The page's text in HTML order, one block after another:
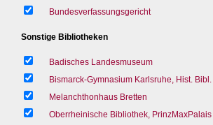
Bundesverfassungsgericht
Sonstige Bibliotheken
Badisches Landesmuseum
Bismarck-Gymnasium Karlsruhe, Hist. Bibl.
Melanchthonhaus Bretten
Oberrheinische Bibliothek, PrinzMaxPalais